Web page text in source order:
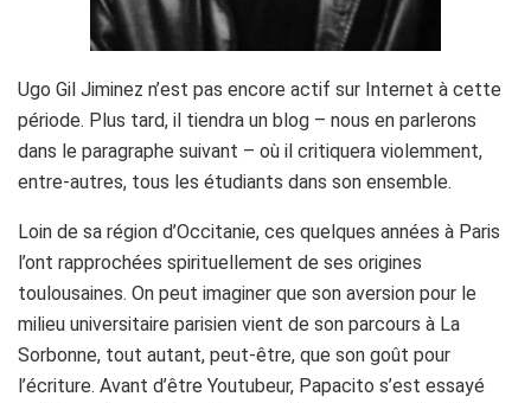
Ugo Gil Jiminez n’est pas encore actif sur Internet à cette
période. Plus tard, il tiendra un blog – nous en parlerons
dans le paragraphe suivant – où il critiquera violemment,
entre-autres, tous les étudiants dans son ensemble.
Loin de sa région d’Occitanie, ces quelques années à Paris
l’ont rapprochées spirituellement de ses origines
toulousaines. On peut imaginer que son aversion pour le
milieu universitaire parisien vient de son parcours à La
Sorbonne, tout autant, peut-être, que son goût pour
l’écriture. Avant d’être Youtubeur, Papacito s’est essayé